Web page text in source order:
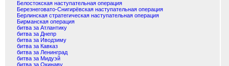
Белостокская наступательная операция
Березнеговато-Снигирёвская наступательная операция
Берлинская стратегическая наступательная операция
Бирманская операция
битва за Атлантику
битва за Днепр
битва за Иводзиму
битва за Кавказ
битва за Ленинград
битва за Мидуэй
битва за Окинаву